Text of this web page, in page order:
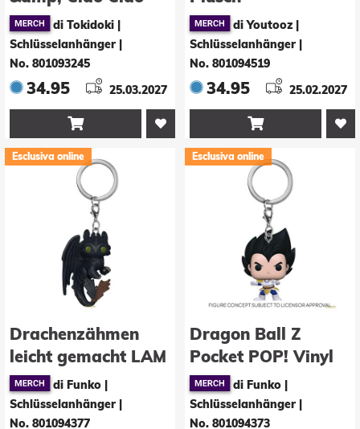
PVC Anhänger
Soulmates 6 cm
di Tokidoki |
Schlüsselanhänger
No. 801093245
34.95 25.03.2027

Schlüsselanhänger
Dilly 13 cm
di Youtooz |
Schlüsselanhänger
No. 801094519
34.95 25.02.2027

Esclusiva online
Drachenzähmen
leicht gemacht LAM
POP! Vinyl
Schlüsselanhänger
4 cm Toothless
di Funko |
Schlüsselanhänger
No. 801094377
Esclusiva online
Dragon Ball Z
Pocket POP! Vinyl
Schlüsselanhänger
4 cm Vegeta
Display (12)
di Funko |
Schlüsselanhänger
No. 801094373